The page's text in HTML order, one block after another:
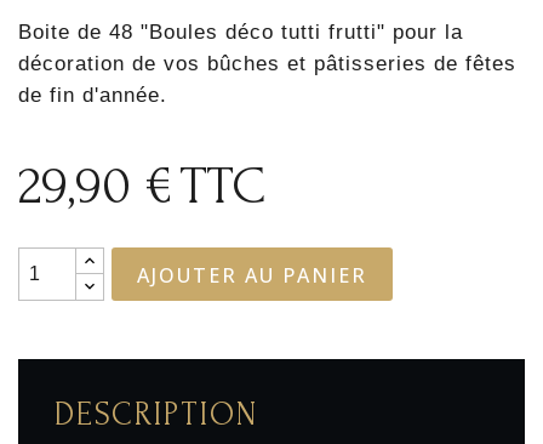
Boite de 48 "Boules déco tutti frutti" pour la
décoration de vos bûches et pâtisseries de fêtes
de fin d'année.
29,90 €TTC
AJOUTER AU PANIER
DESCRIPTION